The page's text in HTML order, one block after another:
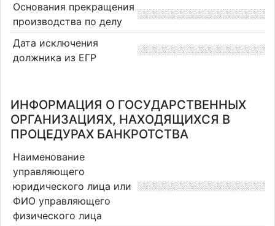
Основания прекращения
производства по делу
Дата исключения
должника из ЕГР
ИНФОРМАЦИЯ О ГОСУДАРСТВЕННЫХ
ОРГАНИЗАЦИЯХ, НАХОДЯЩИХСЯ В
ПРОЦЕДУРАХ БАНКРОТСТВА
Наименование
управляющего
юридического лица или
ФИО управляющего
физического лица